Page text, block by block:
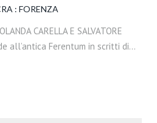
: FORENZA
CARELLA E SALVATORE
all’antica Ferentum in scritti di…